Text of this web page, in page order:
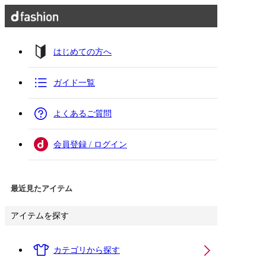
はじめての方へ
ガイド一覧
よくあるご質問
会員登録 / ログイン
最近見たアイテム
アイテムを探す
カテゴリから探す